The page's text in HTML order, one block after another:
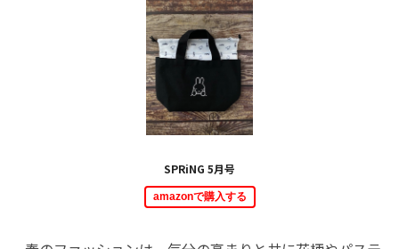
SPRiNG 5月号
amazonで購入する